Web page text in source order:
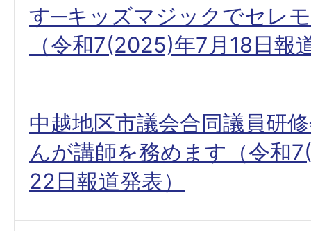
す─キッズマジックでセレ
（令和7(2025)年7月18日報
中越地区市議会合同議員研
んが講師を務めます（令和
22日報道発表）